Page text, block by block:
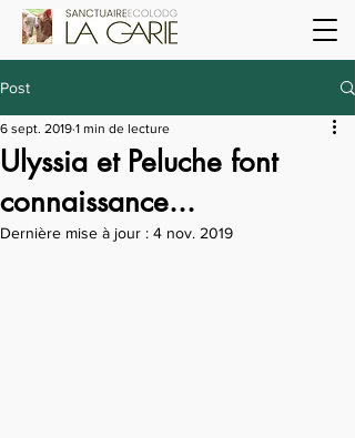
Post
Ulyssia et Peluche font
connaissance...
6 sept. 2019 1 min de lecture
Dernière mise à jour : 4 nov. 2019